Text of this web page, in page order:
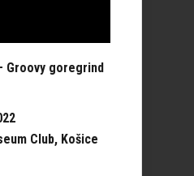
Groovy goregrind
Club, Košice